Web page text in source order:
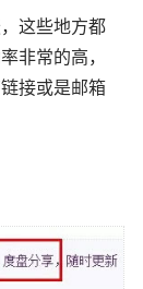
这些地方都
非常的高，
接或是邮箱